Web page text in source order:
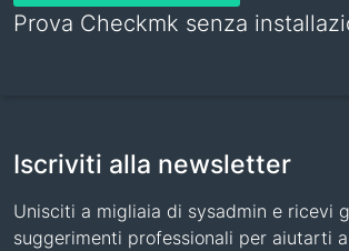
Prova Checkmk senza
Iscriviti alla newsletter
Unisciti a migliaia di sysadmin e ricevi
suggerimenti professionali per aiutarti